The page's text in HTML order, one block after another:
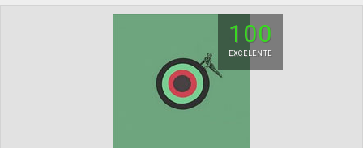
100
EXCELENTE